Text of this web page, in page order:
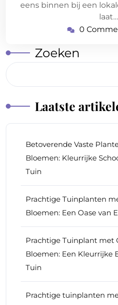
eens binnen bij een
laat…
0
Zoeken
Laatste
Betoverende Vaste
Bloemen: Kleurrijke
Tuin
Prachtige Tuinplanten
Bloemen: Een Oase van
Prachtige Tuinplant met
Bloemen: Een Kleurrijke
Tuin
Prachtige tuinplanten